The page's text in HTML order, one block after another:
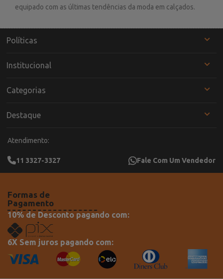
equipado com as últimas tendências da moda em calçados.
Políticas
Institucional
Categorias
Destaque
Atendimento:
11 3327-3327 Fale Com Um Vendedor
Formas de
Pagamento
10% de Desconto pagando com:
6X Sem juros pagando com: